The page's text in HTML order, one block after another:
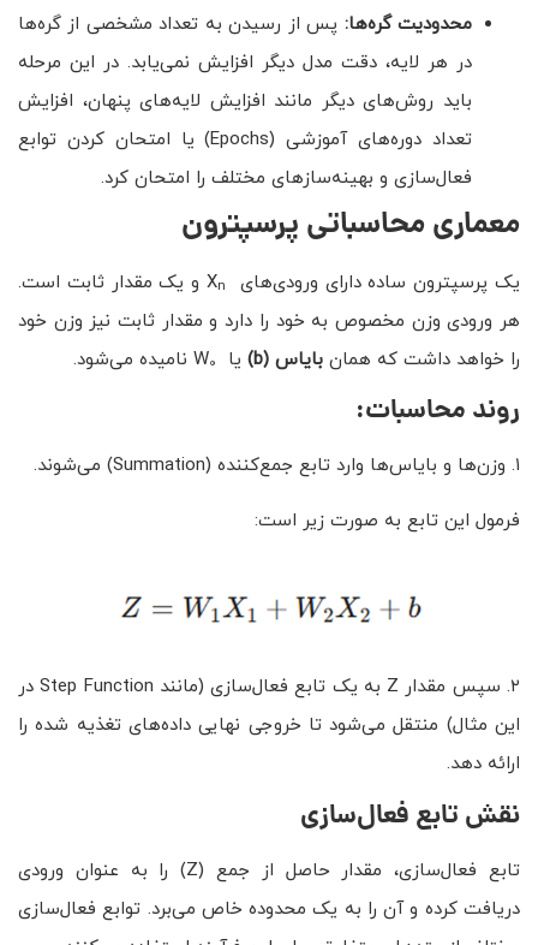
محدودیت گره‌ها: پس از رسیدن به تعداد مشخصی از گره‌ها
در هر لایه، دقت مدل دیگر افزایش نمی‌یابد. در این مرحله
باید روش‌های دیگر مانند افزایش لایه‌های پنهان، افزایش
تعداد دوره‌های آموزشی (Epochs) یا امتحان کردن توابع
فعال‌سازی و بهینه‌سازهای مختلف را امتحان کرد.
معماری محاسباتی پرسپترون
یک پرسپترون ساده دارای ورودی‌های X n
و یک مقدار ثابت است.
هر ورودی وزن مخصوص به خود را دارد و مقدار ثابت نیز وزن خود
را خواهد داشت که همان بایاس (b) یا W 0 نامیده می‌شود.
روند محاسبات:
۱. وزن‌ها و بایاس‌ها وارد تابع جمع‌کننده (Summation) می‌شوند.
فرمول این تابع به صورت زیر است:
۲. سپس مقدار Z به یک تابع فعال‌سازی (مانند Step Function در
این مثال) منتقل می‌شود تا خروجی نهایی داده‌های تغذیه شده را
ارائه دهد.
نقش تابع فعال‌سازی
تابع فعال‌سازی، مقدار حاصل از جمع (Z) را به عنوان ورودی
دریافت کرده و آن را به یک محدوده خاص می‌برد. توابع فعال‌سازی